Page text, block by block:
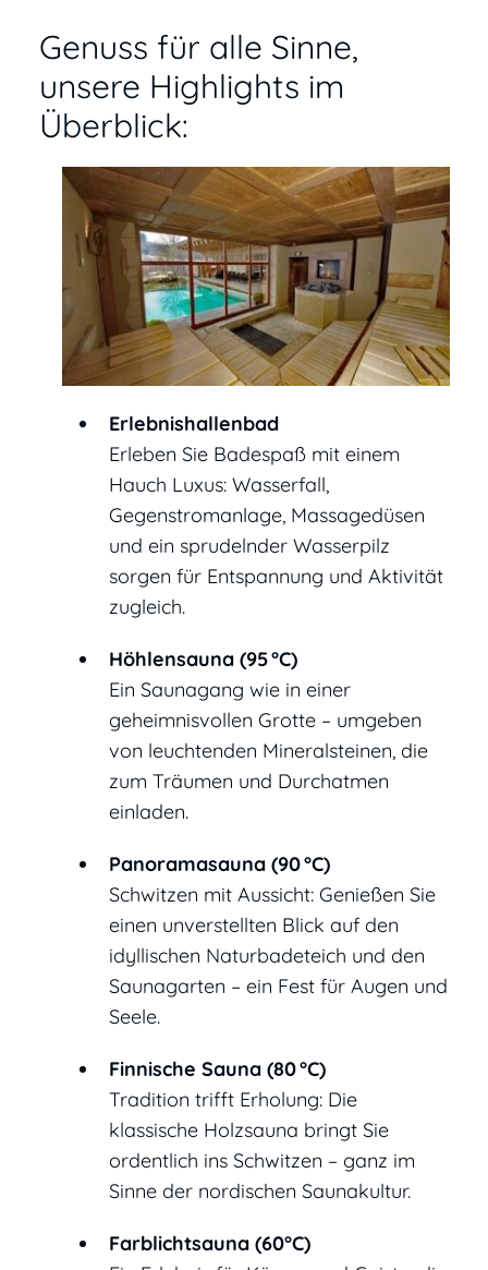
Genuss für alle Sinne,
unsere Highlights im
Überblick:
Erlebnishallenbad
Erleben Sie Badespaß mit einem
Hauch Luxus: Wasserfall,
Gegenstromanlage, Massagedüsen
und ein sprudelnder Wasserpilz
sorgen für Entspannung und Aktivität
zugleich.
Höhlensauna (95°C)
Ein Saunagang wie in einer
geheimnisvollen Grotte – umgeben
von leuchtenden Mineralsteinen, die
zum Träumen und Durchatmen
einladen.
Panoramasauna (90°C)
Schwitzen mit Aussicht: Genießen Sie
einen unverstellten Blick auf den
idyllischen Naturbadeteich und den
Saunagarten – ein Fest für Augen und
Seele.
Finnische Sauna (80°C)
Tradition trifft Erholung: Die
klassische Holzsauna bringt Sie
ordentlich ins Schwitzen – ganz im
Sinne der nordischen Saunakultur.
Farblichtsauna (60°C)